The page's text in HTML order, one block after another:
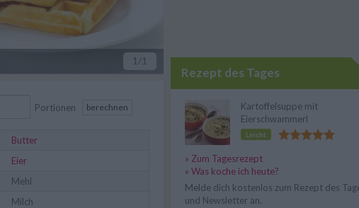
1 /1
Portionen berechnen
Butter
Eier
Mehl
Milch
Rezept des Tages
Kartoffelsuppe mit
Eierschwammerl
Leicht
» Zum Tagesrezept
» Was koche ich heute?
Melde dich kostenlos zum Rezept des
und Newsletter an.